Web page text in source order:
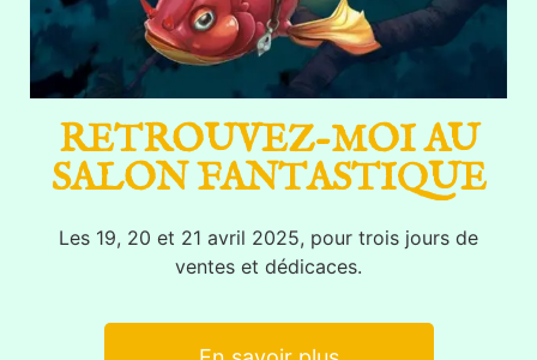
RETROUVEZ-MOI AU
SALON FANTASTIQUE
Les 19, 20 et 21 avril 2025, pour trois jours de
ventes et dédicaces.